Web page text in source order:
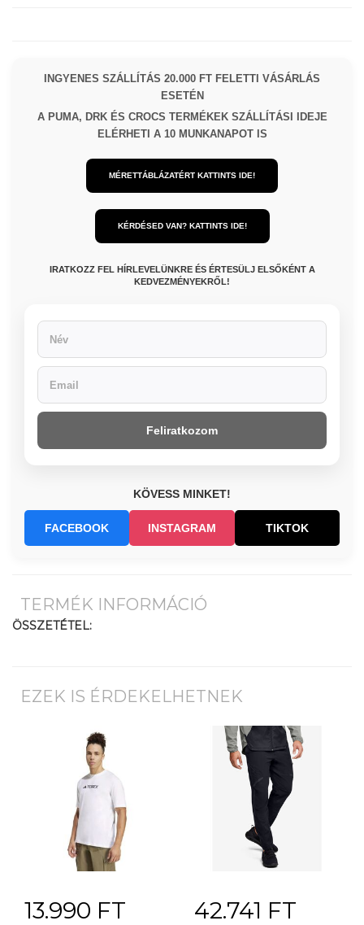
INGYENES SZÁLLÍTÁS 20.000 FT FELETTI VÁSÁRLÁS
ESETÉN
A PUMA, DRK ÉS CROCS TERMÉKEK SZÁLLÍTÁSI IDEJE
ELÉRHETI A 10 MUNKANAPOT IS
MÉRETTÁBLÁZATÉRT KATTINTS IDE!
KÉRDÉSED VAN? KATTINTS IDE!
IRATKOZZ FEL HÍRLEVELÜNKRE ÉS ÉRTESÜLJ ELSŐKÉNT A
KEDVEZMÉNYEKRŐL!
Feliratkozom
KÖVESS MINKET!
FACEBOOK INSTAGRAM TIKTOK
TERMÉK INFORMÁCIÓ
ÖSSZETÉTEL:
EZEK IS ÉRDEKELHETNEK
13.990 FT 42.741 FT